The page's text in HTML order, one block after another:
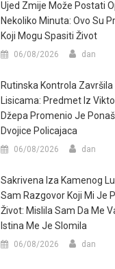
Ujed Zmije Može Postati
Nekoliko Minuta: Ovo Su
Koji Mogu Spasiti Život
06/08/2026 dan
Rutinska Kontrola Završila
Lisicama: Predmet Iz
Džepa Promenio Je
Dvojice Policajaca
06/08/2026 dan
Sakrivena Iza Kamenog
Sam Razgovor Koji Mi Je
Život: Mislila Sam Da Me
Istina Me Je Slomila
06/08/2026 dan